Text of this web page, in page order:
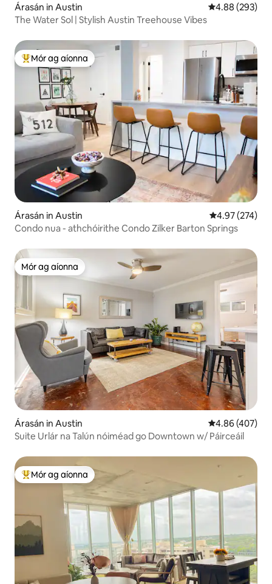
Árasán in Austin Meánrátáil
4.88 (293)
The Water Sol | Stylish Austin Treehouse Vibes
An-mhór ag aíonna
Mór ag aíonna
Árasán in Austin Meánrátáil
4.97 (274)
Condo nua - athchóirithe Condo Zilker Barton Springs
Mór ag aíonna
Mór ag aíonna
Árasán in Austin Meánrátáil
4.86 (407)
Suite Urlár na Talún nóiméad go Downtown w/ Páirceáil
An-mhór ag aíonna
Mór ag aíonna